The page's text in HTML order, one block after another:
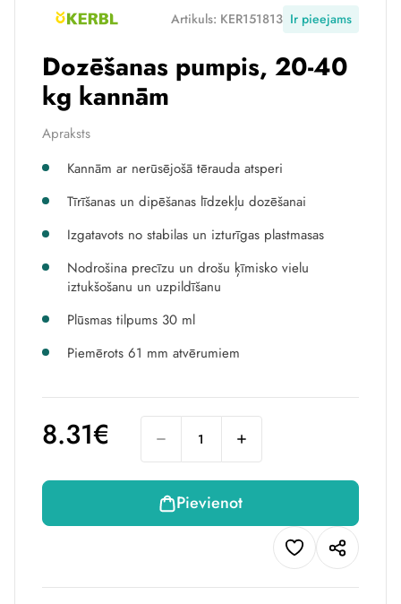
Artikuls: KER151813 Ir pieejams
Dozēšanas pumpis, 20-40
kg kannām
Apraksts
Kannām ar nerūsējošā tērauda atsperi
Tīrīšanas un dipēšanas līdzekļu dozēšanai
Izgatavots no stabilas un izturīgas plastmasas
Nodrošina precīzu un drošu ķīmisko vielu
iztukšošanu un uzpildīšanu
Plūsmas tilpums 30 ml
Piemērots 61 mm atvērumiem
8.31€
Pievienot